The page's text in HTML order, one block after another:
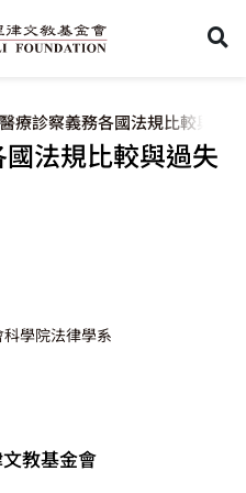
療診察義務各國法規比較與過
法規比較與過失
科學院法律學系
教基金會